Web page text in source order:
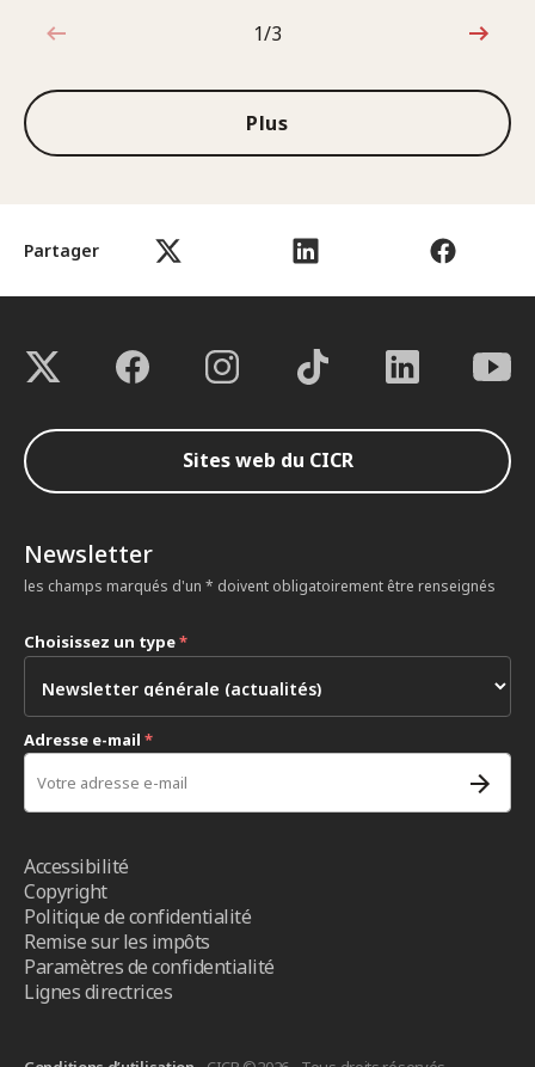
Partager
1sur3
1/3
Plus
Sites web du CICR
Newsletter
les champs marqués d'un * doivent obligatoirement être renseignés
Choisissez un type*
Adresse e-mail *
Accessibilité
Copyright
Politique de confidentialité
Remise sur les impôts
Paramètres de confidentialité
Lignes directrices